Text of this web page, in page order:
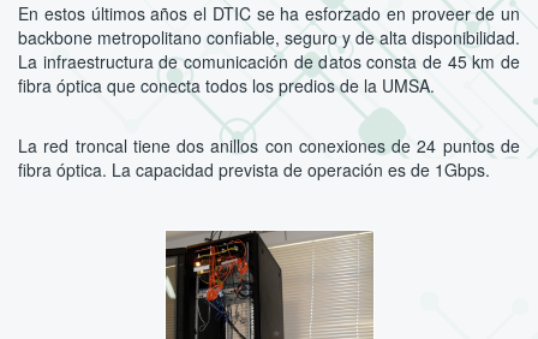
En estos últimos años el DTIC se ha esforzado en proveer de un
backbone metropolitano confiable, seguro y de alta disponibilidad.
La infraestructura de comunicación de datos consta de 45 km de
fibra óptica que conecta todos los predios de la UMSA.
La red troncal tiene dos anillos con conexiones de 24 puntos de
fibra óptica. La capacidad prevista de operación es de 1Gbps.